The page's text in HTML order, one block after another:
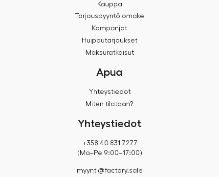
Kauppa
Tarjouspyyntölomake
Kampanjat
Huipputarjoukset
Maksuratkaisut
Apua
Yhteystiedot
Miten tilataan?
Yhteystiedot
+358 40 831 7277
(Ma–Pe 9:00–17:00)
myynti@factory.sale